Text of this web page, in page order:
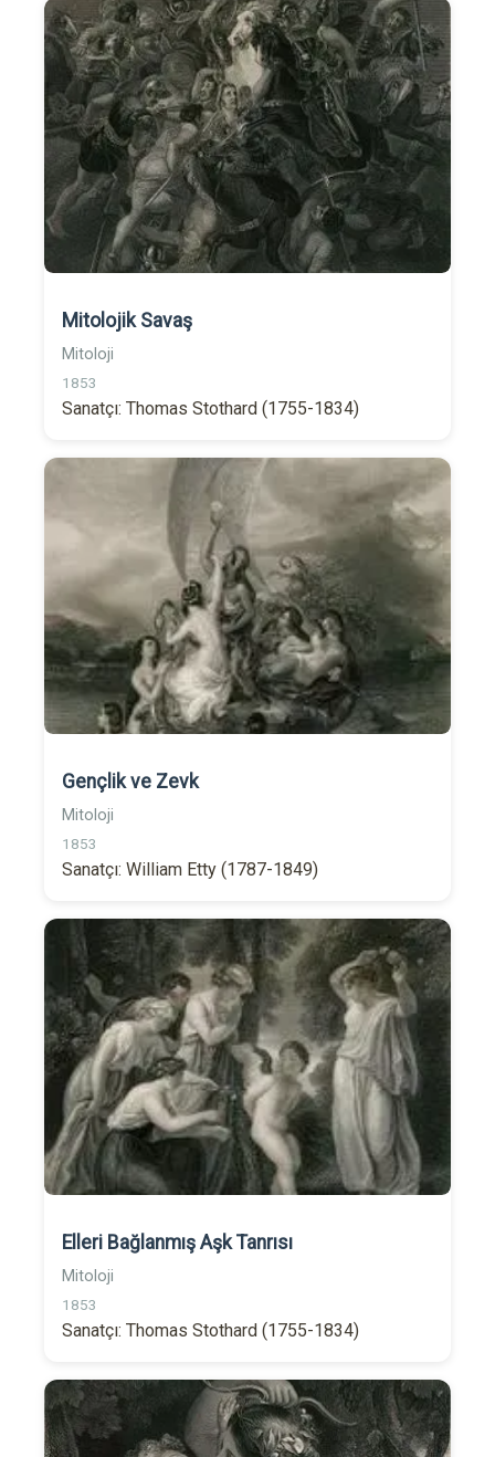
Mitolojik Savaş
Mitoloji
1853
Sanatçı: Thomas Stothard (1755-1834)
Gençlik ve Zevk
Mitoloji
1853
Sanatçı: William Etty (1787-1849)
Elleri Bağlanmış Aşk Tanrısı
Mitoloji
1853
Sanatçı: Thomas Stothard (1755-1834)